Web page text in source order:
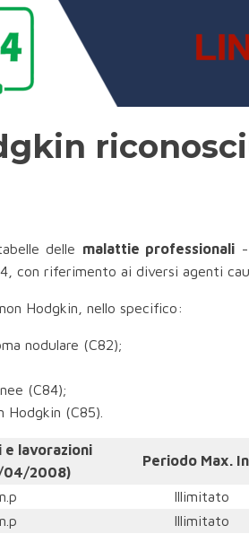
delle malattie professionali
con riferimento ai diversi agenti
Hodgkin, nello specifico:
nodulare (C82);
(C84);
(C85).
lavorazioni
04/2008)
Periodo Max.
n.p Illimitato
n.p Illimitato